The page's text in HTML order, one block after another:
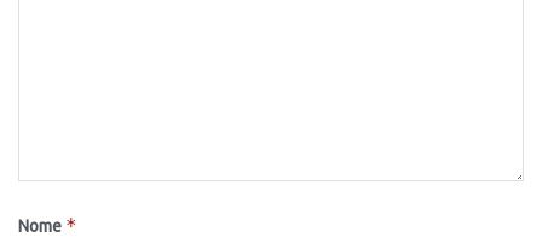
Nome *